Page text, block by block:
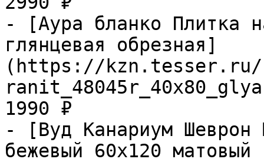
- [Аура бланко Плитка
глянцевая обрезная]
(https://kzn.tesser.ru/
1990 ₽
- [Вуд Канариум Шеврон
бежевый 60х120 матовый